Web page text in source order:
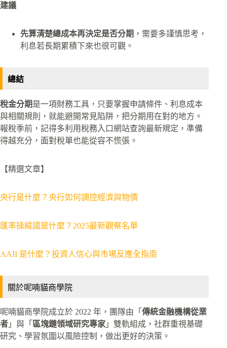
建議
先算清楚總成本再決定是否分期 ，需要多謹慎思考，
利息若長期累積下來也很可觀。
總結
稅金分期是一項財務工具，只要掌握申請條件、利息成本
與相關規則，就能避開常見陷阱，把分期用在對的地方。
報稅季前，記得多利用稅務入口網站查詢最新規定，準備
得越充分，面對稅單也能從容不慌張。
【精選文章】
央行是什麼？央行如何調控經濟與物價
匯率操縱國是什麼？2025最新觀察名單
AAII 是什麼？投資人信心與市場反應全指南
關於呢喃貓商學院
呢喃貓商學院成立於 2022 年，團隊由「 傳統金融機構從業
者 」與「 區塊鏈領域研究專家 」雙軌組成，社群重視基礎
研究、學習氛圍以風險控制，做出更好的決策。